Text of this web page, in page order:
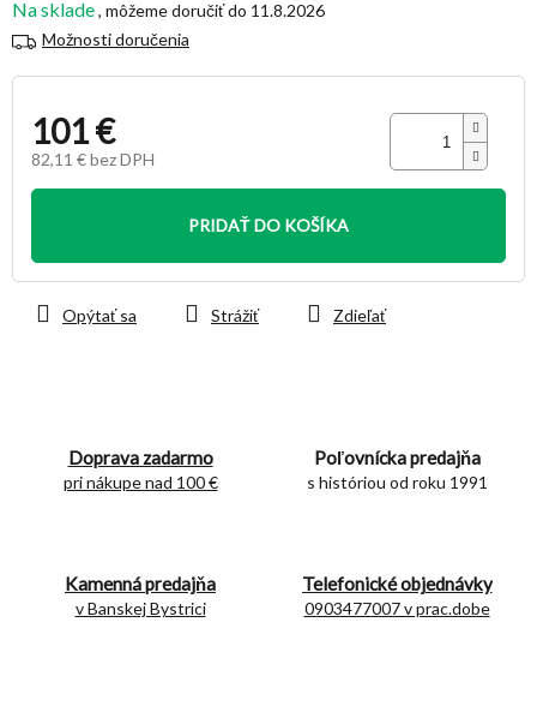
Na sklade
11.8.2026
Možnosti doručenia
101 €
82,11 € bez DPH
Jednotková
PRIDAŤ DO KOŠÍKA
Doprava zadarmo
pri nákupe nad 100 €
Poľovnícka predajňa
s históriou od roku 1991
Kamenná predajňa
v Banskej Bystrici
Telefonické objednávky
0903477007 v prac.dobe
Opýtať sa Strážiť Zdieľať